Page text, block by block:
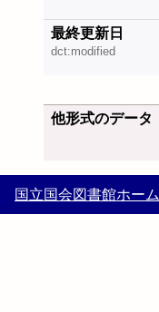
最終更新日
dct:modified
他形式のデータ
国立国会図書館ホーム